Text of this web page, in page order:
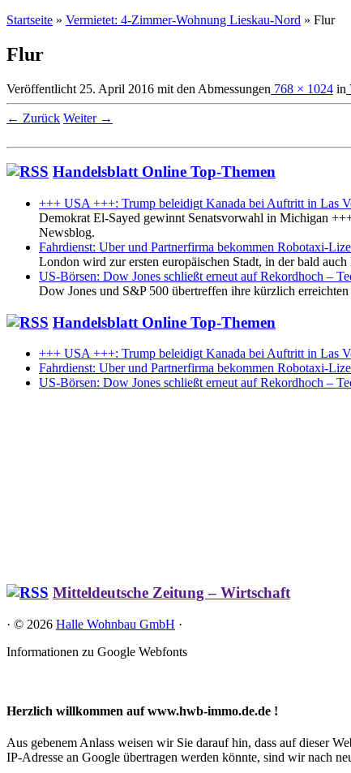
Startseite » Vermietet: 4-Zimmer-Wohnung Lieskau-Nord » Flur
Flur
Veröffentlicht 25. April 2016 mit den Abmessungen 768 × 1024 in
← Zurück Weiter →
Handelsblatt Online Top-Themen
+++ USA +++: Trump beleidigt Kanada bei Auftritt in Las
Demokrat El-Sayed gewinnt Senatsvorwahl in Michigan
Newsblog.
Fahrdienst: Uber und Partnerfirma bekommen Robotaxi-
London wird zur ersten europäischen Stadt, in der bald
US-Börsen: Dow Jones schließt erneut auf Rekordhoch –
Dow Jones und S&P 500 übertreffen ihre kürzlich
Handelsblatt Online Top-Themen
+++ USA +++: Trump beleidigt Kanada bei Auftritt in Las
Fahrdienst: Uber und Partnerfirma bekommen Robotaxi-
US-Börsen: Dow Jones schließt erneut auf Rekordhoch –
Mitteldeutsche Zeitung – Wirtschaft
· © 2026 Halle Wohnbau GmbH ·
Informationen zu Google Webfonts
Herzlich willkommen auf www.hwb-immo.de.de !
Aus gebenem Anlass weisen wir Sie darauf hin, dass auf dieser
IP-Adresse an Google übertragen werden könnte, sind wir nach